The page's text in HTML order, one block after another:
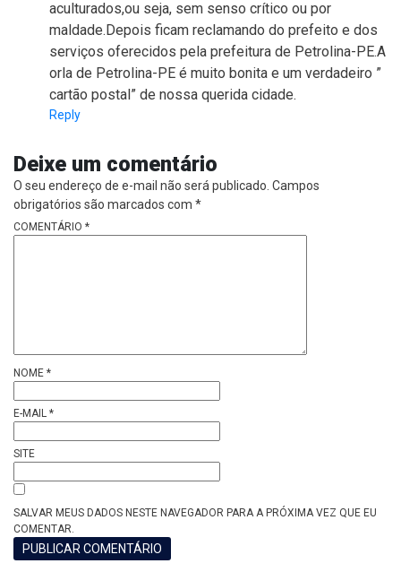
aculturados,ou seja, sem senso crítico ou por
maldade.Depois ficam reclamando do prefeito e dos
serviços oferecidos pela prefeitura de Petrolina-PE.A
orla de Petrolina-PE é muito bonita e um verdadeiro ”
cartão postal” de nossa querida cidade.
Reply
Deixe um comentário
O seu endereço de e-mail não será publicado. Campos
obrigatórios são marcados com *
COMENTÁRIO *
NOME *
E-MAIL *
SITE
SALVAR MEUS DADOS NESTE NAVEGADOR PARA A PRÓXIMA VEZ QUE EU
COMENTAR.